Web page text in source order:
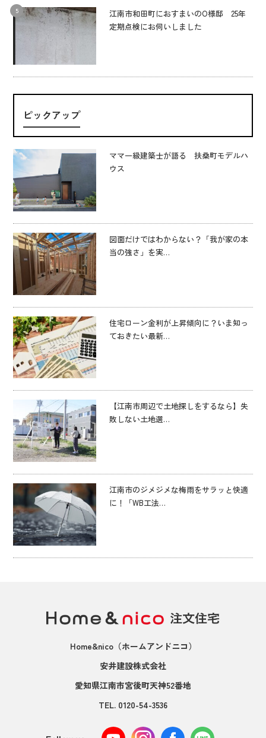
江南市和田町におすまいのO様邸 25年
定期点検にお伺いしました
ピックアップ
ママ一級建築士が語る 扶桑町モデルハ
ウス
図面だけではわからない？「我が家の本
当の強さ」を実…
住宅ローン金利が上昇傾向に？いま知っ
ておきたい最新…
【江南市周辺で土地探しをするなら】失
敗しない土地選…
江南市のジメジメな梅雨をサラッと快適
に！「WB工法…
Home&nico（ホームアンドニコ）
安井建設株式会社
愛知県江南市宮後町天神52番地
TEL. 0120-54-3536